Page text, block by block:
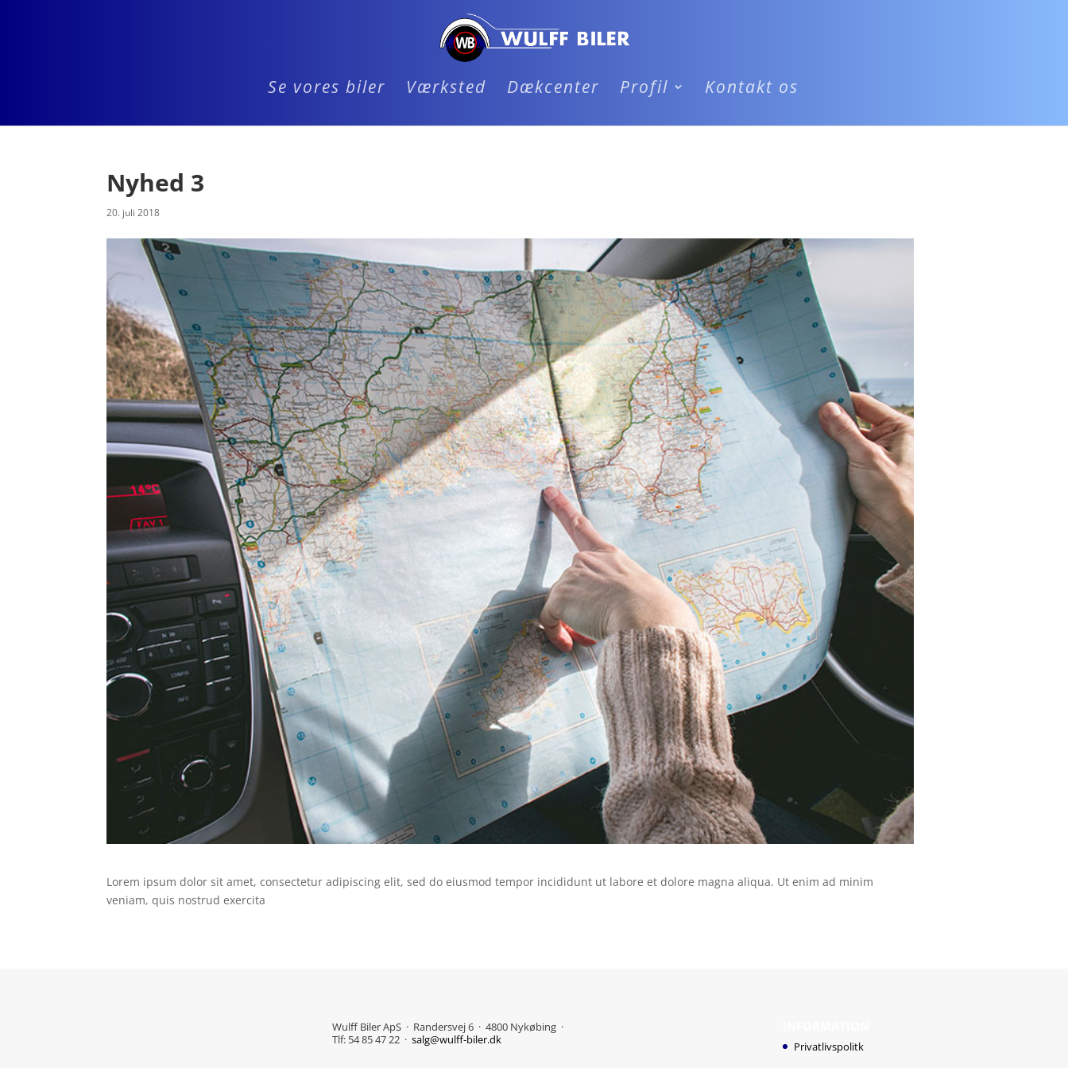
Se vores biler Værksted Dækcenter Profil Kontakt os
Nyhed 3
20. juli 2018
Lorem ipsum dolor sit amet, consectetur adipiscing elit, sed do eiusmod tempor incididunt ut labore et dolore magna aliqua. Ut enim ad minim
veniam, quis nostrud exercita
Wulff Biler ApS · Randersvej 6 · 4800 Nykøbing ·
Tlf: 54 85 47 22 · salg@wulff-biler.dk Privatlivspolitk